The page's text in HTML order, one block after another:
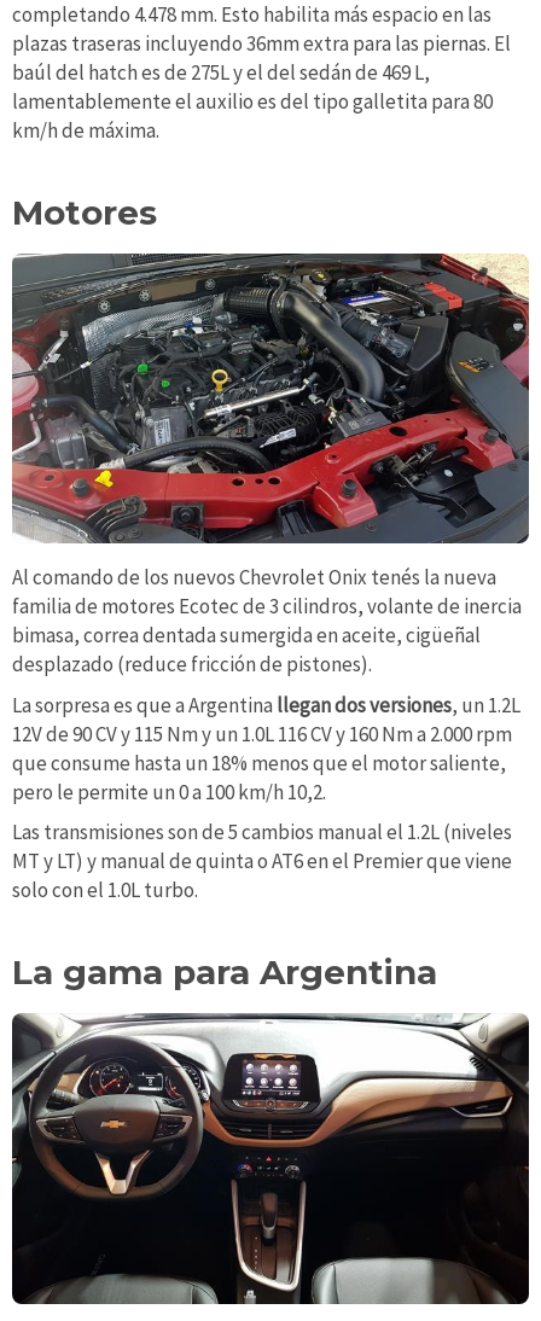
completando 4.478 mm. Esto habilita más espacio en las
plazas traseras incluyendo 36mm extra para las piernas. El
baúl del hatch es de 275L y el del sedán de 469 L,
lamentablemente el auxilio es del tipo galletita para 80
km/h de máxima.
Motores
Al comando de los nuevos Chevrolet Onix tenés la nueva
familia de motores Ecotec de 3 cilindros, volante de inercia
bimasa, correa dentada sumergida en aceite, cigüeñal
desplazado (reduce fricción de pistones).
La sorpresa es que a Argentina llegan dos versiones, un 1.2L
12V de 90 CV y 115 Nm y un 1.0L 116 CV y 160 Nm a 2.000 rpm
que consume hasta un 18% menos que el motor saliente,
pero le permite un 0 a 100 km/h 10,2.
Las transmisiones son de 5 cambios manual el 1.2L (niveles
MT y LT) y manual de quinta o AT6 en el Premier que viene
solo con el 1.0L turbo.
La gama para Argentina